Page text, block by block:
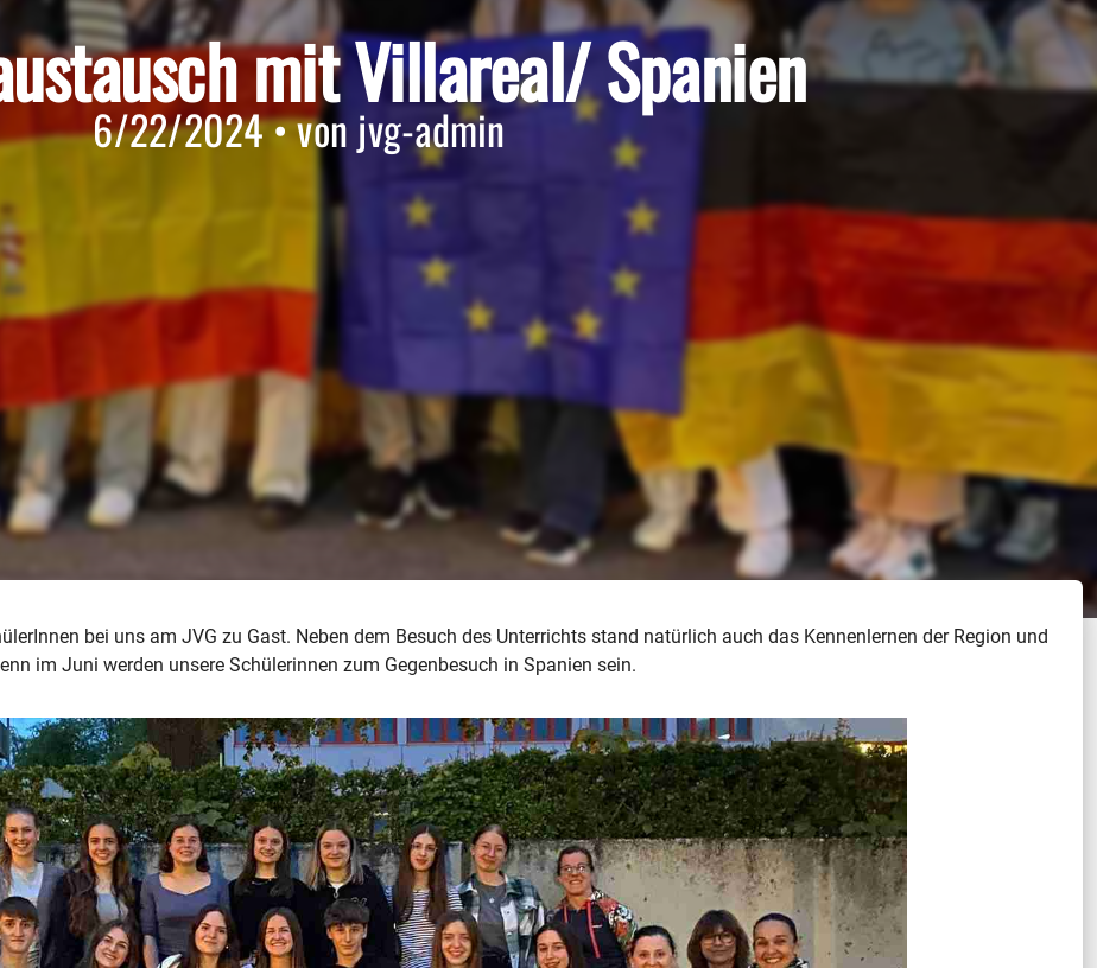
mit Villareal/ Spanien
6/22/2024 • von jvg-admin
bei uns am JVG zu Gast. Neben dem Besuch des Unterrichts stand natürlich auch das Kennenlernen der Region und
im Juni werden unsere Schülerinnen zum Gegenbesuch in Spanien sein.